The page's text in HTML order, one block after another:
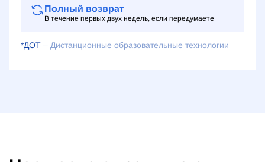
Полный возврат
В течение первых двух недель, если передумаете
*ДОТ – Дистанционные образовательные технологии